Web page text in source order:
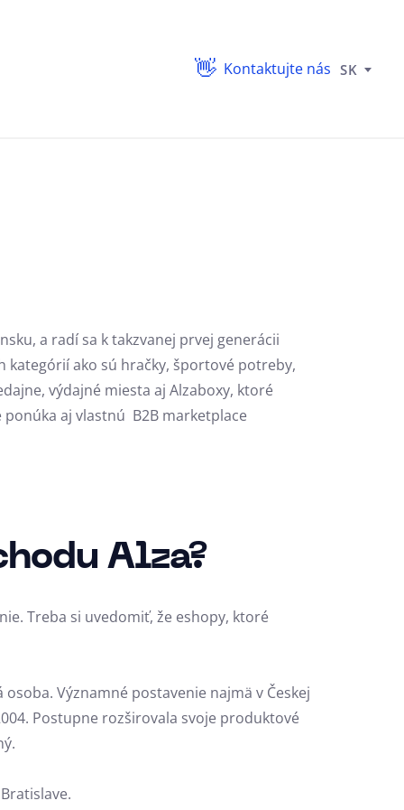
Kontaktujte nás SK
a radí sa k takzvanej prvej generácii
ako sú hračky, športové potreby,
výdajné miesta aj Alzaboxy, ktoré
ponúka aj vlastnú B2B marketplace
Alza?
Treba si uvedomiť, že eshopy, ktoré
Významné postavenie najmä v Českej
Postupne rozširovala svoje produktové